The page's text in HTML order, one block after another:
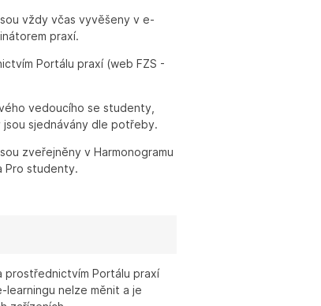
vždy včas vyvěšeny v e-
praxí.
Portálu praxí (web FZS -
vedoucího se studenty,
sjednávány dle potřeby.
zveřejněny v Harmonogramu
Pro studenty.
prostřednictvím Portálu praxí
nelze měnit a je